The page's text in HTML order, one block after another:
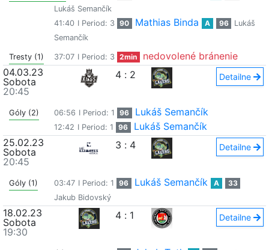
Lukáš Semančík
41:40 I Period: 3 90 Mathias Binda A 96
Lukáš
Semančík
Tresty (1) 37:07 I Period: 3 2min
nedovolené bránenie
04.03.23
Sobota
20:45
4 : 2 Detailne
Góly (2) 06:56 I Period: 1 96 Lukáš Semančík
12:42 I Period: 1 96
Lukáš Semančík
25.02.23
Sobota
20:45
3 : 4 Detailne
Góly (1) 03:47 I Period: 1 96 Lukáš Semančík A
33
Jakub Bidovský
18.02.23
Sobota
19:30
4 : 1 Detailne